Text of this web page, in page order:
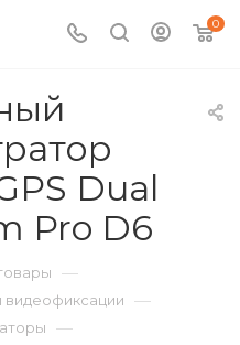
0
Dual
Pro D6
—
видеофиксации —
—